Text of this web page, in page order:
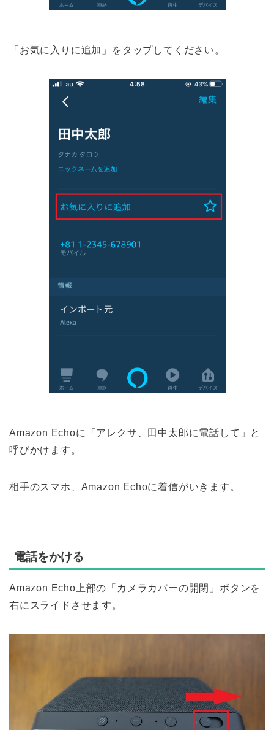
「お気に入りに追加」をタップしてください。
Amazon Echoに「アレクサ、田中太郎に電話して」と
呼びかけます。
相手のスマホ、Amazon Echoに着信がいきます。
電話をかける
Amazon Echo上部の「カメラカバーの開閉」ボタンを
右にスライドさせます。